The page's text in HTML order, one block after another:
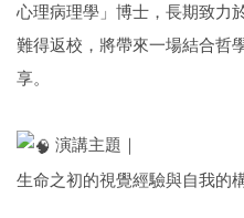
心理病理學」博士，長期致力
難得返校，將帶來一場結合哲
享。
演講主題｜
生命之初的視覺經驗與自我的